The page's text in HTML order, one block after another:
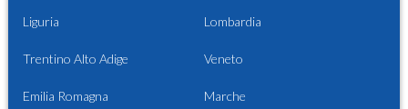
Liguria Lombardia
Trentino Alto Adige Veneto
Emilia Romagna Marche